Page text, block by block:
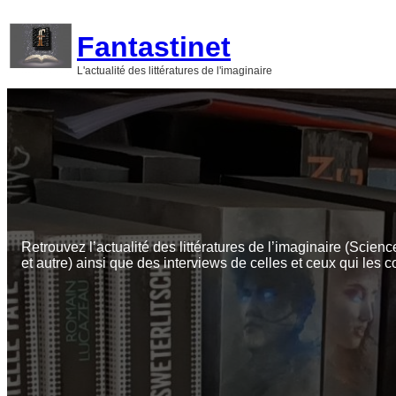
contenu
Fantastinet
L'actualité des littératures de l'imaginaire
Retrouvez l’actualité des littératures de l’imaginaire
et autre) ainsi que des interviews de celles et ceux qui les